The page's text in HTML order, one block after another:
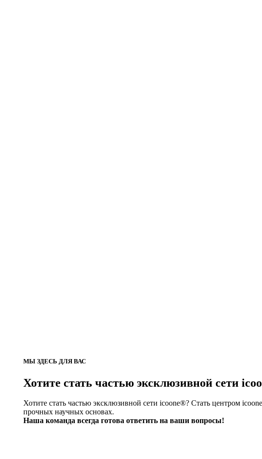
МЫ ЗДЕСЬ ДЛЯ ВАС
Хотите стать частью эксклюзивной сети
Хотите стать частью эксклюзивной сети icoone®? Стать центром
прочных научных основах.
Наша команда всегда готова ответить на ваши вопросы!